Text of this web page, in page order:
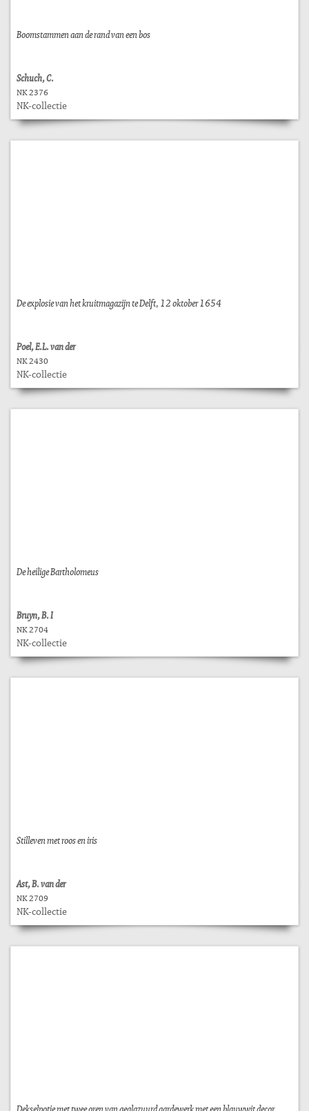
Boomstammen aan de rand van een bos
Schuch, C.
NK 2376
NK-collectie
De explosie van het kruitmagazijn te Delft, 12 oktober 1654
Poel, E.L. van der
NK 2430
NK-collectie
De heilige Bartholomeus
Bruyn, B. I
NK 2704
NK-collectie
Stilleven met roos en iris
Ast, B. van der
NK 2709
NK-collectie